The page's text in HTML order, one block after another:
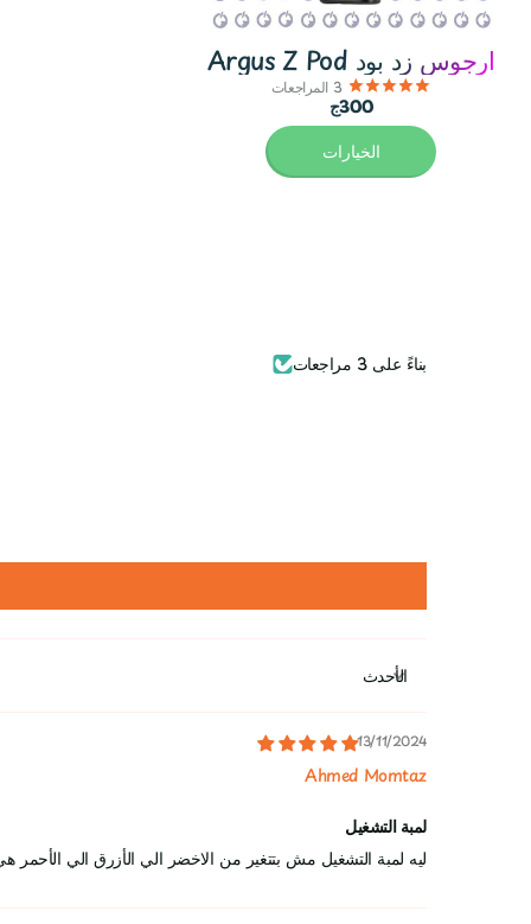
Argus Z Pod ارجوس زد بود
3 المراجعات
300ج
الخيارات
بناءً على 3 مراجعات
Sort by
13/11/2024
Ahmed Momtaz
لمبة التشغيل
ليه لمبة التشغيل مش بتتغير من الاخضر الي الأزرق الي